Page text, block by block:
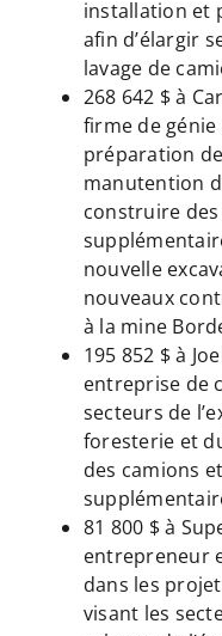
installation et
afin d’élargir
lavage de
268 642 $ à
firme de génie
préparation
manutention
construire
nouvelle
nouveaux
à la mine
195 852 $ à
entreprise de
secteurs de
foresterie et
des camions
81 800 $ à
entrepreneur
dans les
visant les